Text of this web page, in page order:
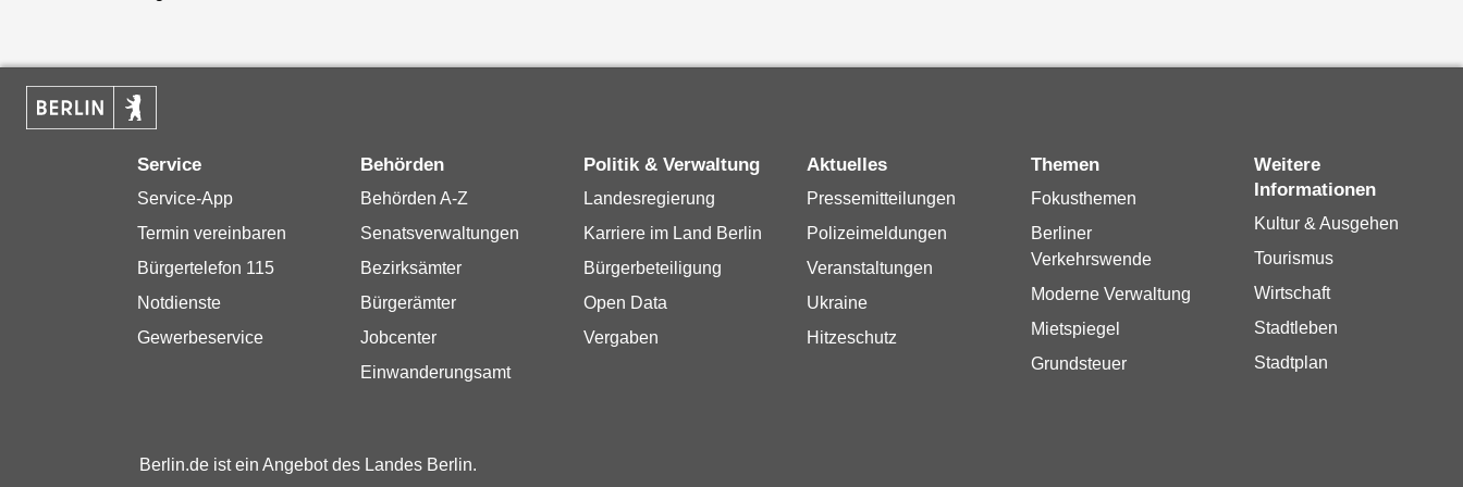
Service
Service-App
Termin vereinbaren
Bürgertelefon 115
Notdienste
Gewerbeservice
Behörden
Behörden A-Z
Senatsverwaltungen
Bezirksämter
Bürgerämter
Jobcenter
Einwanderungsamt
Politik & Verwaltung
Landesregierung
Karriere im Land Berlin
Bürgerbeteiligung
Open Data
Vergaben
Aktuelles
Pressemitteilungen
Polizeimeldungen
Veranstaltungen
Ukraine
Hitzeschutz
Themen
Fokusthemen
Berliner
Verkehrswende
Moderne Verwaltung
Mietspiegel
Grundsteuer
Weitere
Informationen
Kultur & Ausgehen
Tourismus
Wirtschaft
Stadtleben
Stadtplan
Berlin.de ist ein Angebot des Landes Berlin.